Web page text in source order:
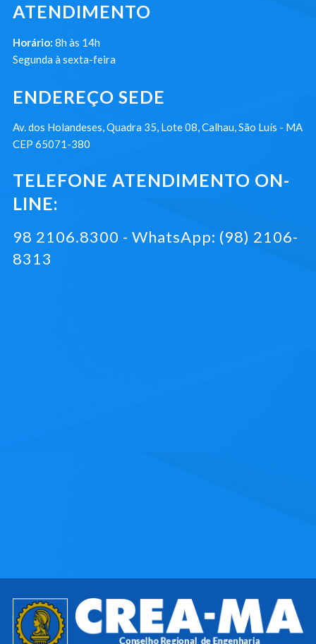
ATENDIMENTO
Horário: 8h às 14h
Segunda à sexta-feira
ENDEREÇO SEDE
Av. dos Holandeses, Quadra 35, Lote 08, Calhau, São Luís - MA
CEP 65071-380
TELEFONE ATENDIMENTO ON-
LINE:
98 2106.8300 - WhatsApp: (98) 2106-
8313